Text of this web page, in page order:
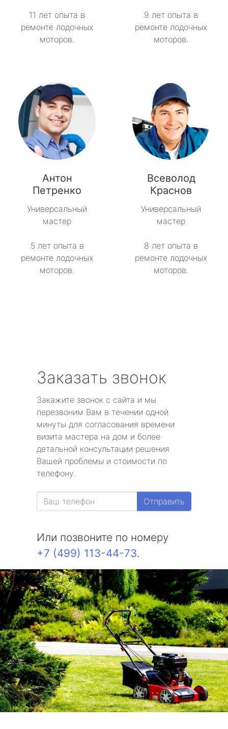
11 лет опыта в
ремонте лодочных
моторов.
9 лет опыта в
ремонте лодочных
моторов.
Антон
Петренко
Универсальный
мастер
5 лет опыта в
ремонте лодочных
моторов.
Всеволод
Краснов
Универсальный
мастер
8 лет опыта в
ремонте лодочных
моторов.
Заказать звонок
Закажите звонок с сайта и мы
перезвоним Вам в течении одной
минуты для согласования времени
визита мастера на дом и более
детальной консультации решения
Вашей проблемы и стоимости по
телефону.
Отправить
Или позвоните по номеру
+7 (499) 113-44-73.